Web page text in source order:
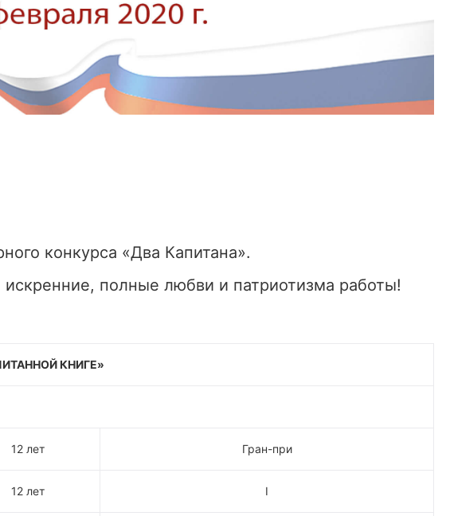
конкурса «Два Капитана».
полные любви и патриотизма работы!
КНИГЕ»
12 лет Гран-при
12 лет I